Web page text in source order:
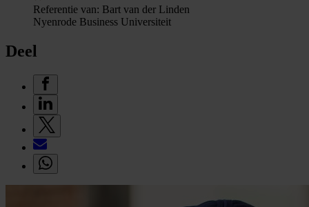
Referentie van: Bart van der Linden
Nyenrode Business Universiteit
Deel